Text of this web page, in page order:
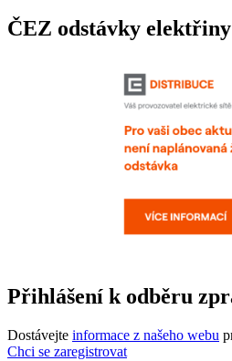
ČEZ odstávky elektřiny
Přihlášení k odběru
Dostávejte informace z našeho webu
Chci se zaregistrovat